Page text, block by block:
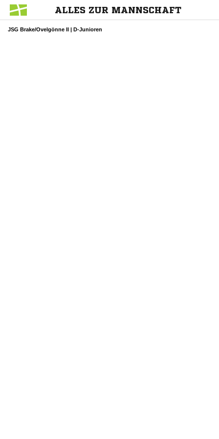
ALLES ZUR MANNSCHAFT
JSG Brake/Ovelgönne II | D-Junioren